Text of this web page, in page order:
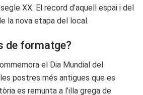
XX. El record d’aquell espai i del
la nova etapa del local.
de formatge?
el Dia Mundial del
postres més antigues que es
es remunta a l’illa grega de